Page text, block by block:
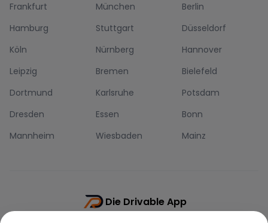
Frankfurt München
Berlin
Hamburg
Stuttgart
Düsseldorf
Köln
Nürnberg
Hannover
Leipzig
Bremen
Bielefeld
Dortmund
Karlsruhe
Potsdam
Dresden
Essen
Bonn
Mannheim
Wiesbaden Mainz
Die Drivable App